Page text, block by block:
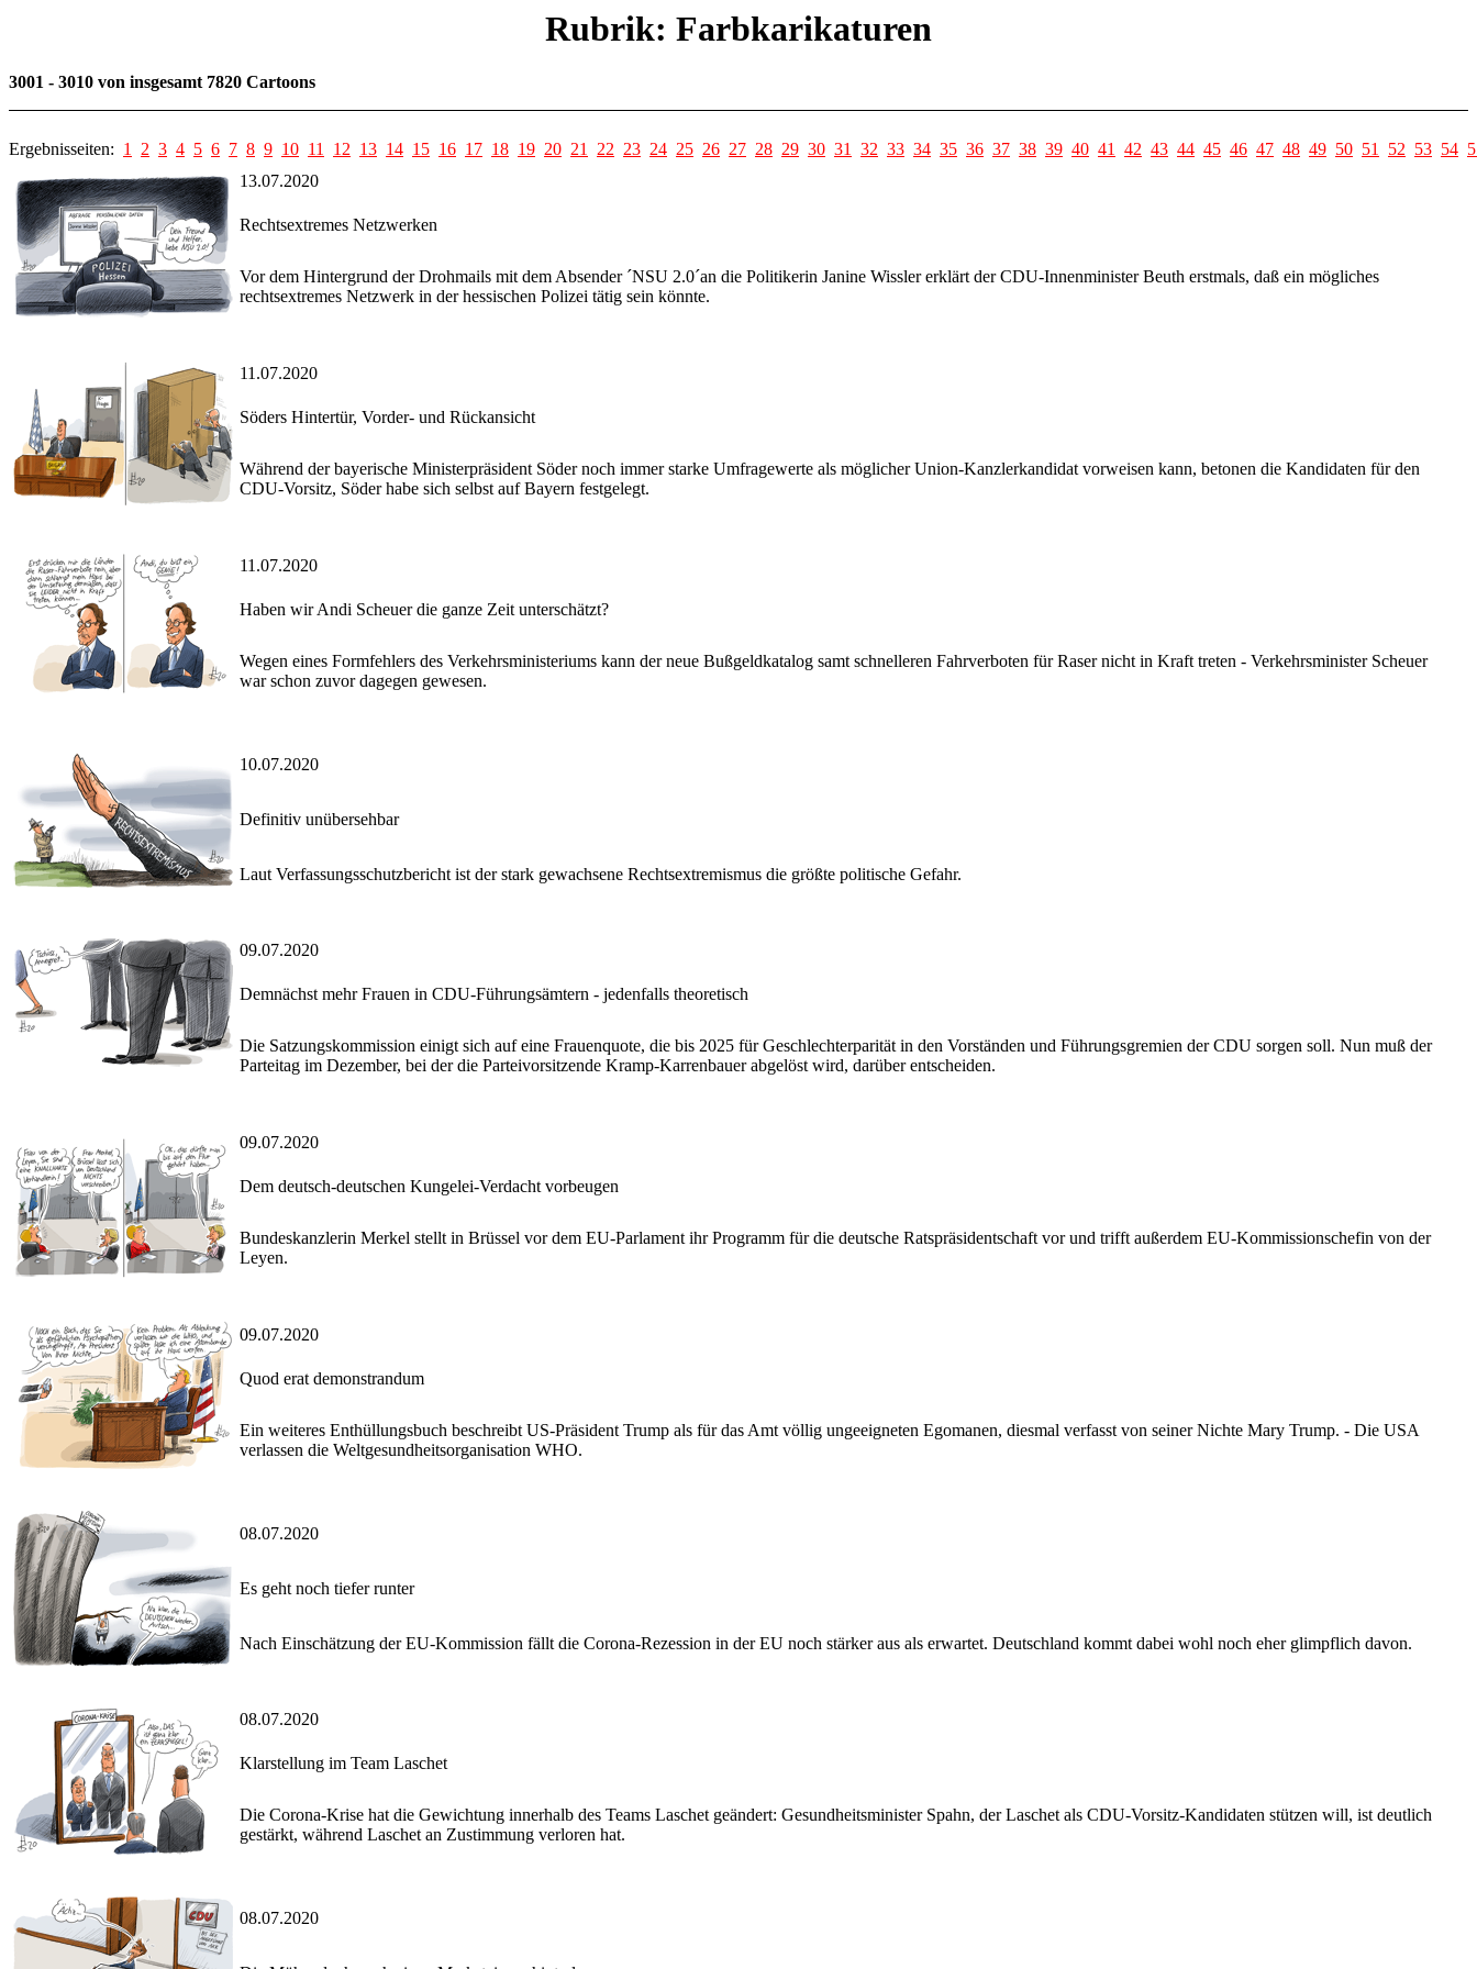
Rubrik: Farbkarikaturen
3001 - 3010 von insgesamt 7820 Cartoons
Ergebnisseiten: 1 2 3 4 5 6 7 8 9 10 11 12 13 14 15 16 17 18 19 20 21 22 23 24 25 26 27 28 29 30 31 32 33 34 35 36 37 38 39 40 41 42 43 44 45 46 47 48 49 50 51 52 53 54
13.07.2020
Rechtsextremes Netzwerken
Vor dem Hintergrund der Drohmails mit dem Absender ´NSU 2.0´an die Politikerin Janine Wissler erklärt der CDU-Innenminister Beuth erstmals, daß ein mögliches
rechtsextremes Netzwerk in der hessischen Polizei tätig sein könnte.
11.07.2020
Söders Hintertür, Vorder- und Rückansicht
Während der bayerische Ministerpräsident Söder noch immer starke Umfragewerte als möglicher Union-Kanzlerkandidat vorweisen kann, betonen die Kandidaten für den
CDU-Vorsitz, Söder habe sich selbst auf Bayern festgelegt.
11.07.2020
Haben wir Andi Scheuer die ganze Zeit unterschätzt?
Wegen eines Formfehlers des Verkehrsministeriums kann der neue Bußgeldkatalog samt schnelleren Fahrverboten für Raser nicht in Kraft treten - Verkehrsminister Scheuer
war schon zuvor dagegen gewesen.
10.07.2020
Definitiv unübersehbar
Laut Verfassungsschutzbericht ist der stark gewachsene Rechtsextremismus die größte politische Gefahr.
09.07.2020
Demnächst mehr Frauen in CDU-Führungsämtern - jedenfalls theoretisch
Die Satzungskommission einigt sich auf eine Frauenquote, die bis 2025 für Geschlechterparität in den Vorständen und Führungsgremien der CDU sorgen soll. Nun muß der
Parteitag im Dezember, bei der die Parteivorsitzende Kramp-Karrenbauer abgelöst wird, darüber entscheiden.
09.07.2020
Dem deutsch-deutschen Kungelei-Verdacht vorbeugen
Bundeskanzlerin Merkel stellt in Brüssel vor dem EU-Parlament ihr Programm für die deutsche Ratspräsidentschaft vor und trifft außerdem EU-Kommissionschefin von der
Leyen.
09.07.2020
Quod erat demonstrandum
Ein weiteres Enthüllungsbuch beschreibt US-Präsident Trump als für das Amt völlig ungeeigneten Egomanen, diesmal verfasst von seiner Nichte Mary Trump. - Die USA
verlassen die Weltgesundheitsorganisation WHO.
08.07.2020
Es geht noch tiefer runter
Nach Einschätzung der EU-Kommission fällt die Corona-Rezession in der EU noch stärker aus als erwartet. Deutschland kommt dabei wohl noch eher glimpflich davon.
08.07.2020
Klarstellung im Team Laschet
Die Corona-Krise hat die Gewichtung innerhalb des Teams Laschet geändert: Gesundheitsminister Spahn, der Laschet als CDU-Vorsitz-Kandidaten stützen will, ist deutlich
gestärkt, während Laschet an Zustimmung verloren hat.
08.07.2020